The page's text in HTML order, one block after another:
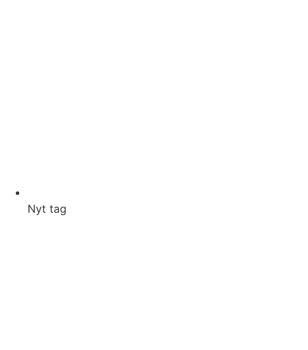
Nyt tag